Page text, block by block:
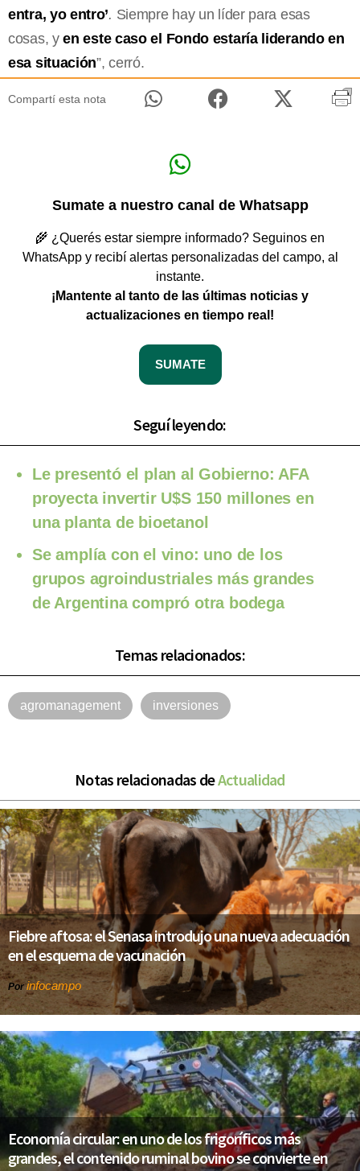
entra, yo entro’. Siempre hay un líder para esas
cosas, yen este caso el Fondo estaría liderando en
esa situación”, cerró.
Compartí esta nota
Sumate a nuestro canal de Whatsapp
🌾 ¿Querés estar siempre informado? Seguinos en
WhatsApp y recibí alertas personalizadas del campo, al
instante.
¡Mantente al tanto de las últimas noticias y
actualizaciones en tiempo real!
SUMATE
Seguí leyendo:
Le presentó el plan al Gobierno: AFA
proyecta invertir U$S 150 millones en
una planta de bioetanol
Se amplía con el vino: uno de los
grupos agroindustriales más grandes
de Argentina compró otra bodega
Temas relacionados:
agromanagement inversiones
Notas relacionadas deActualidad
Fiebre aftosa: el Senasa introdujo una nueva adecuación
en el esquema de vacunación
Porinfocampo
Economía circular: en uno de los frigoríficos más
grandes, el contenido ruminal bovino se convierte en